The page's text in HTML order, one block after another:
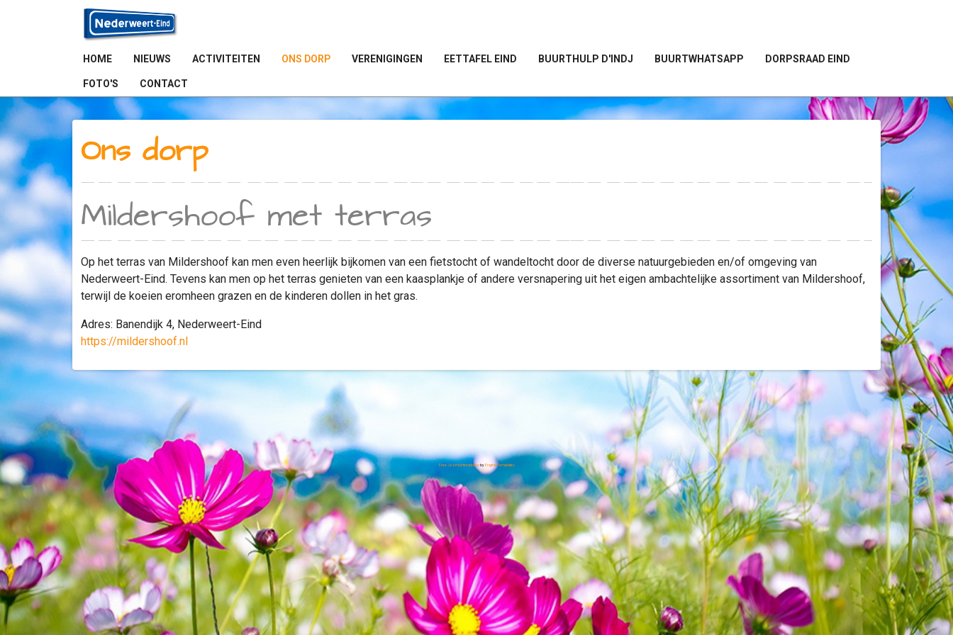
HOME NIEUWS ACTIVITEITEN ONS DORP VERENIGINGEN EETTAFEL EIND BUURTHULP D'INDJ BUURTWHATSAPP DORPSRAAD EIND
FOTO'S CONTACT
Ons dorp
Mildershoof met terras
Op het terras van Mildershoof kan men even heerlijk bijkomen van een fietstocht of wandeltocht door de diverse natuurgebieden en/of omgeving van
Nederweert-Eind. Tevens kan men op het terras genieten van een kaasplankje of andere versnapering uit het eigen ambachtelijke assortiment van Mildershoof,
terwijl de koeien eromheen grazen en de kinderen dollen in het gras.
Adres: Banendijk 4, Nederweert-Eind
https://mildershoof.nl
Free Joomla! templatesbyEngine Templates